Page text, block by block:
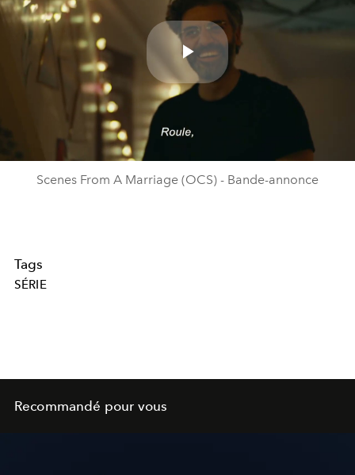
Play
Video
Scenes From A Marriage (OCS) - Bande-annonce
Tags
SÉRIE
Recommandé pour vous